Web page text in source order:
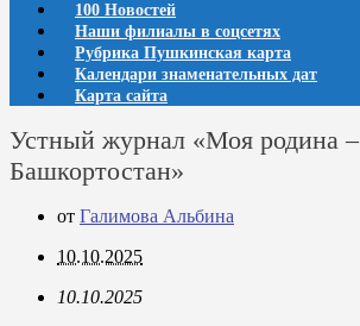
100 Новостей
Наши филиалы в соцсетях
Рубрика Пушкинская карта
Календари знаменательных дат
Карта сайта
Устный журнал «Моя родина –
Башкортостан»
от Галимова Альбина
10.10.2025
10.10.2025